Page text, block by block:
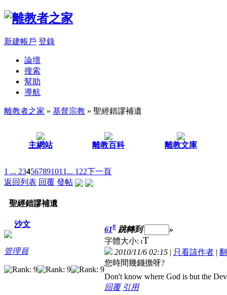
新建帳戶 登錄
論壇
搜索
幫助
導航
離教者之家 » 基督宗教 » 聖經錯謬補遺
主網站 離教百科 離教文庫
1 ... 234567891011 ... 122下一頁
返回列表 回覆 發帖
聖經錯謬補遺
沙文
管理員
61# 跳轉到
»
字體大小: tT
2010/11/6 02:15 | 只看該作者 |
您時間幾錢擔呀?
Don't know where God is but the
回覆 引用